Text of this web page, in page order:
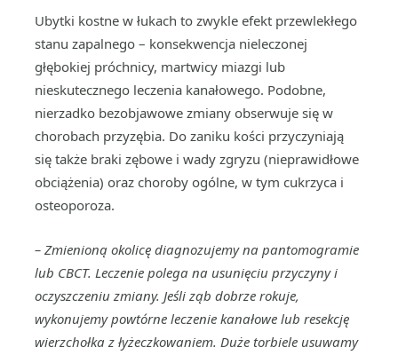
Ubytki kostne w łukach to zwykle efekt przewlekłego
stanu zapalnego – konsekwencja nieleczonej
głębokiej próchnicy, martwicy miazgi lub
nieskutecznego leczenia kanałowego. Podobne,
nierzadko bezobjawowe zmiany obserwuje się w
chorobach przyzębia. Do zaniku kości przyczyniają
się także braki zębowe i wady zgryzu (nieprawidłowe
obciążenia) oraz choroby ogólne, w tym cukrzyca i
osteoporoza.
– Zmienioną okolicę diagnozujemy na pantomogramie
lub CBCT. Leczenie polega na usunięciu przyczyny i
oczyszczeniu zmiany. Jeśli ząb dobrze rokuje,
wykonujemy powtórne leczenie kanałowe lub resekcję
wierzchołka z łyżeczkowaniem. Duże torbiele usuwamy